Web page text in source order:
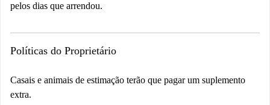
pelos dias que arrendou.
Políticas do Proprietário
Casais e animais de estimação terão que pagar um suplemento
extra.